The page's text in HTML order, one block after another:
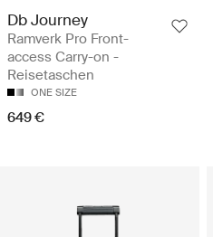
Db Journey
Ramverk Pro Front-
access Carry-on -
Reisetaschen
ONE SIZE
649 €